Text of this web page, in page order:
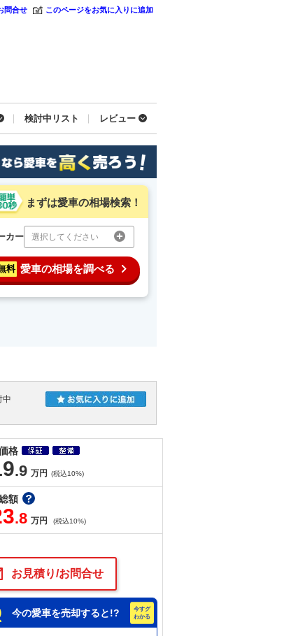
問合せ このページをお気に入りに追加
検討中リスト レビュー
まずは愛車の相場検索！
カー 選択してください
料 愛車の相場を調べる
中
格
.9 万円 (税込10%)
額
.8 万円 (税込10%)
お見積り/お問合せ
今の愛車を売却すると!?